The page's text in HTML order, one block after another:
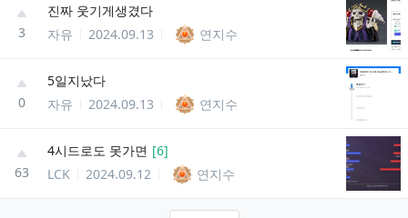
3
진짜 웃기게생겼다
자유
2024.09.13 연지수
0
5일지났다
자유
2024.09.13 연지수
63
4시드로도 못가면 [6]
LCK
2024.09.12 연지수